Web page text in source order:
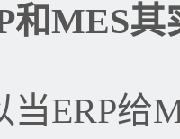
和MES其
ERP给